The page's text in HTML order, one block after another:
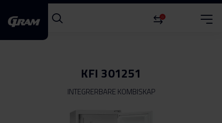
0
KFI 301251
INTEGRERBARE KOMBISKAP